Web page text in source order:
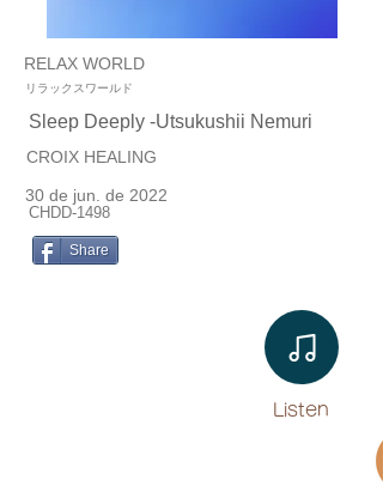
RELAX WORLD
リラックスワールド
Sleep Deeply -Utsukushii Nemuri
CROIX HEALING
30 de jun. de 2022
CHDD-1498
Share
Listen​